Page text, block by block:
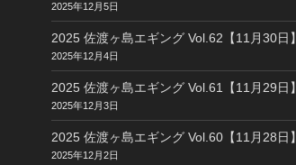
2025年12月5日
2025 佐渡ヶ島エギング Vol.62【11月30日】
2025年12月4日
2025 佐渡ヶ島エギング Vol.61【11月29日】
2025年12月3日
2025 佐渡ヶ島エギング Vol.60【11月28日】
2025年12月2日